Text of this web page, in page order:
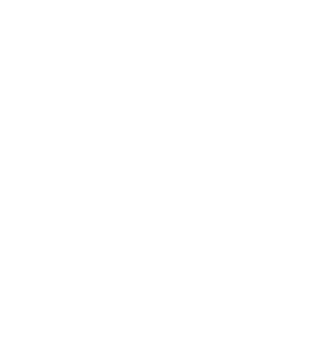
aos favoritos